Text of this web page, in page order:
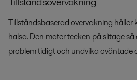
Tillståndsbaserad övervakning håller
hälsa. Den mäter tecken på slitage
problem tidigt och undvika oväntade